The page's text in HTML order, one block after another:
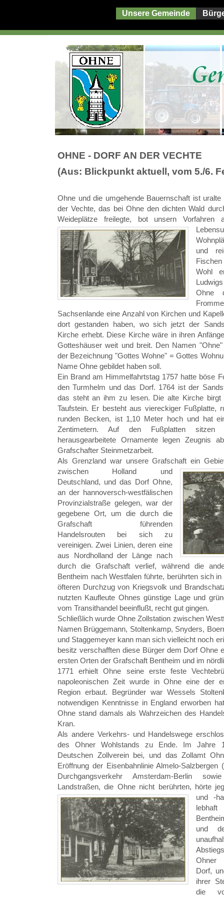
Unsere Gemeinde
OHNE - DORF AN DER VECHTE
(Aus: Blickpunkt aktuell, vom 5./6.
Ohne und die umgehende Bauernschaft ist
der Vechte, das bei Ohne den dichten Wald
Weideplätze freilegte, bot unsern Vorfahren
und
Fischen
Wohl
Ohne
Sachsenlande eine Anzahl von Kirchen und
dort gestanden haben, wo sich jetzt der
Kirche erhebt. Diese Kirche wäre in ihren
Gotteshäuser weit und breit. Den Namen
der Bezeichnung "Gottes Wohne" = Gottes
Name Ohne gebildet haben soll.
Ein Brand am Himmelfahrtstag 1757 hatte böse
den Turmhelm und das Dorf. 1764 ist der
das steht an ihm zu lesen. Die alte Kirche birgt
Taufstein. Er besteht aus viereckiger Fußplatte,
runden Becken, ist 1,10 Meter hoch und hat
Zentimetern. Auf den Fußplatten sitzen
herausgearbeitete Ornamente legen Zeugnis
Grafschafter Steinmetzarbeit.
Als Grenzland war unsere Grafschaft ein
zwischen Holland und
Deutschland, und das Dorf Ohne,
an der hannoversch-westfälischen
Provinzialstraße gelegen, war der
gegebene Ort, um die durch die
Grafschaft führenden
Handelsrouten bei sich zu
vereinigen. Zwei Linien, deren eine
aus Nordholland der Länge nach
durch die Grafschaft verlief, während die
Bentheim nach Westfalen führte, berührten sich
öfteren Durchzug von Kriegsvolk und
nutzten Kaufleute Ohnes günstige Lage und
vom Transithandel beeinflußt, recht gut gingen.
Schließlich wurde Ohne Zollstation zwischen
Namen Brüggemann, Stoltenkamp, Snyders,
und Staggemeyer kann man sich vielleicht noch
besitz verschafften diese Bürger dem Dorf Ohne
ersten Orten der Grafschaft Bentheim und im
1771 erhielt Ohne seine erste feste
napoleonischen Zeit wurde in Ohne eine der
Region erbaut. Begründer war Wessels
notwendigen Kenntnisse in England erworben
Ohne stand damals als Wahrzeichen des
Kran.
Als andere Verkehrs- und Handelswege
des Ohner Wohlstands zu Ende. Im Jahre
Deutschen Zollverein bei, und das Zollamt
Eröffnung der Eisenbahnlinie Almelo-Salzbergen
Durchgangsverkehr Amsterdam-Berlin
Landstraßen, die Ohne nicht berührten, hörte
und -
und
Ohner
Dorf,
ihrer
die